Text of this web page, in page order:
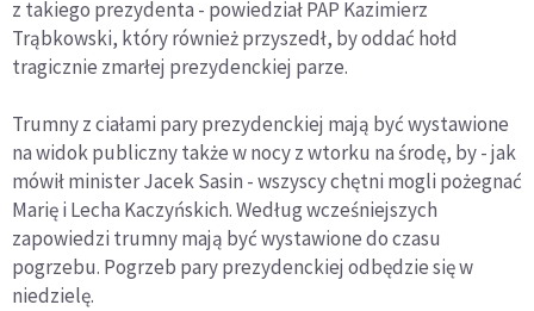
z takiego prezydenta - powiedział PAP Kazimierz
Trąbkowski, który również przyszedł, by oddać hołd
tragicznie zmarłej prezydenckiej parze.
Trumny z ciałami pary prezydenckiej mają być wystawione
na widok publiczny także w nocy z wtorku na środę, by - jak
mówił minister Jacek Sasin - wszyscy chętni mogli pożegnać
Marię i Lecha Kaczyńskich. Według wcześniejszych
zapowiedzi trumny mają być wystawione do czasu
pogrzebu. Pogrzeb pary prezydenckiej odbędzie się w
niedzielę.